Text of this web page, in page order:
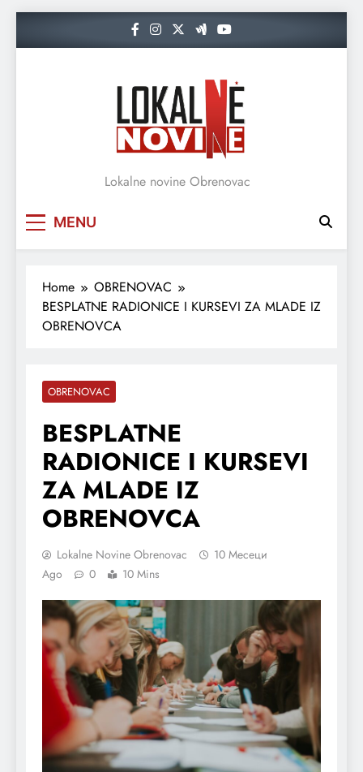
Lokalne novine Obrenovac
MENU
Home
OBRENOVAC
BESPLATNE RADIONICE I KURSEVI ZA MLADE IZ
OBRENOVCA
OBRENOVAC
BESPLATNE
RADIONICE I KURSEVI
ZA MLADE IZ
OBRENOVCA
Lokalne Novine Obrenovac
10 Месеци
Ago
0 10 Mins